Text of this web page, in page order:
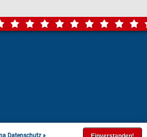
Datenschutz »